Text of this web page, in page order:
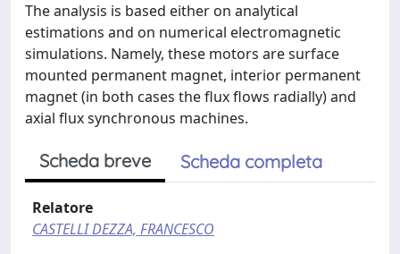
The analysis is based either on analytical
estimations and on numerical electromagnetic
simulations. Namely, these motors are surface
mounted permanent magnet, interior permanent
magnet (in both cases the flux flows radially) and
axial flux synchronous machines.
Scheda breve Scheda completa
Relatore
CASTELLI DEZZA, FRANCESCO